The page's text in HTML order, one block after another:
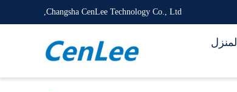
Changsha CenLee Technology Co., Ltd,
المنزل